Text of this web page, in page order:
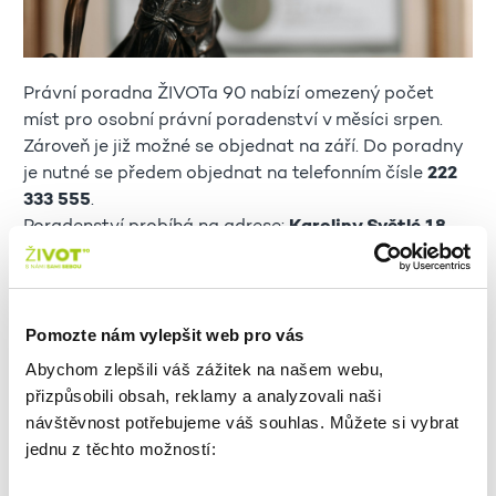
Pomozte nám vylepšit web pro vás
Abychom zlepšili váš zážitek na našem webu,
přizpůsobili obsah, reklamy a analyzovali naši
návštěvnost potřebujeme váš souhlas. Můžete si vybrat
jednu z těchto možností:
Právní poradna ŽIVOTa 90 nabízí omezený počet
míst pro osobní právní poradenství v měsíci srpen.
Zároveň je již možné se objednat na září. Do poradny
je nutné se předem objednat na telefonním čísle 222
333 555.
Poradenství probíhá na adrese: Karoliny Světlé 18,
Praha 1
Tým ŽIVOTa 90
ZPĚT NA VÝPIS